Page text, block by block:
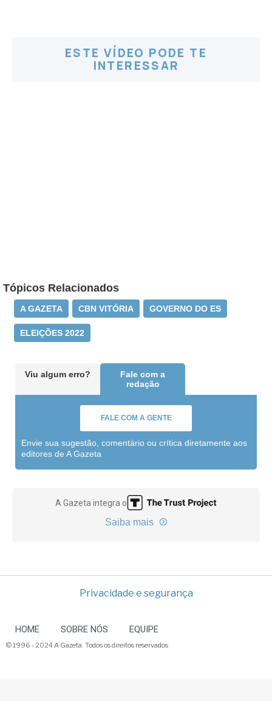
ESTE VÍDEO PODE TE
INTERESSAR
Tópicos Relacionados
A GAZETA CBN VITÓRIA GOVERNO DO ES
ELEIÇÕES 2022
Viu algum erro?
Fale com a
redação
FALE COM A GENTE
Envie sua sugestão, comentário ou crítica diretamente aos
editores de A Gazeta
A Gazeta integra o
Saiba mais
Privacidade e segurança
HOME SOBRE NÓS EQUIPE
© 1996 - 2024 A Gazeta. Todos os direitos reservados